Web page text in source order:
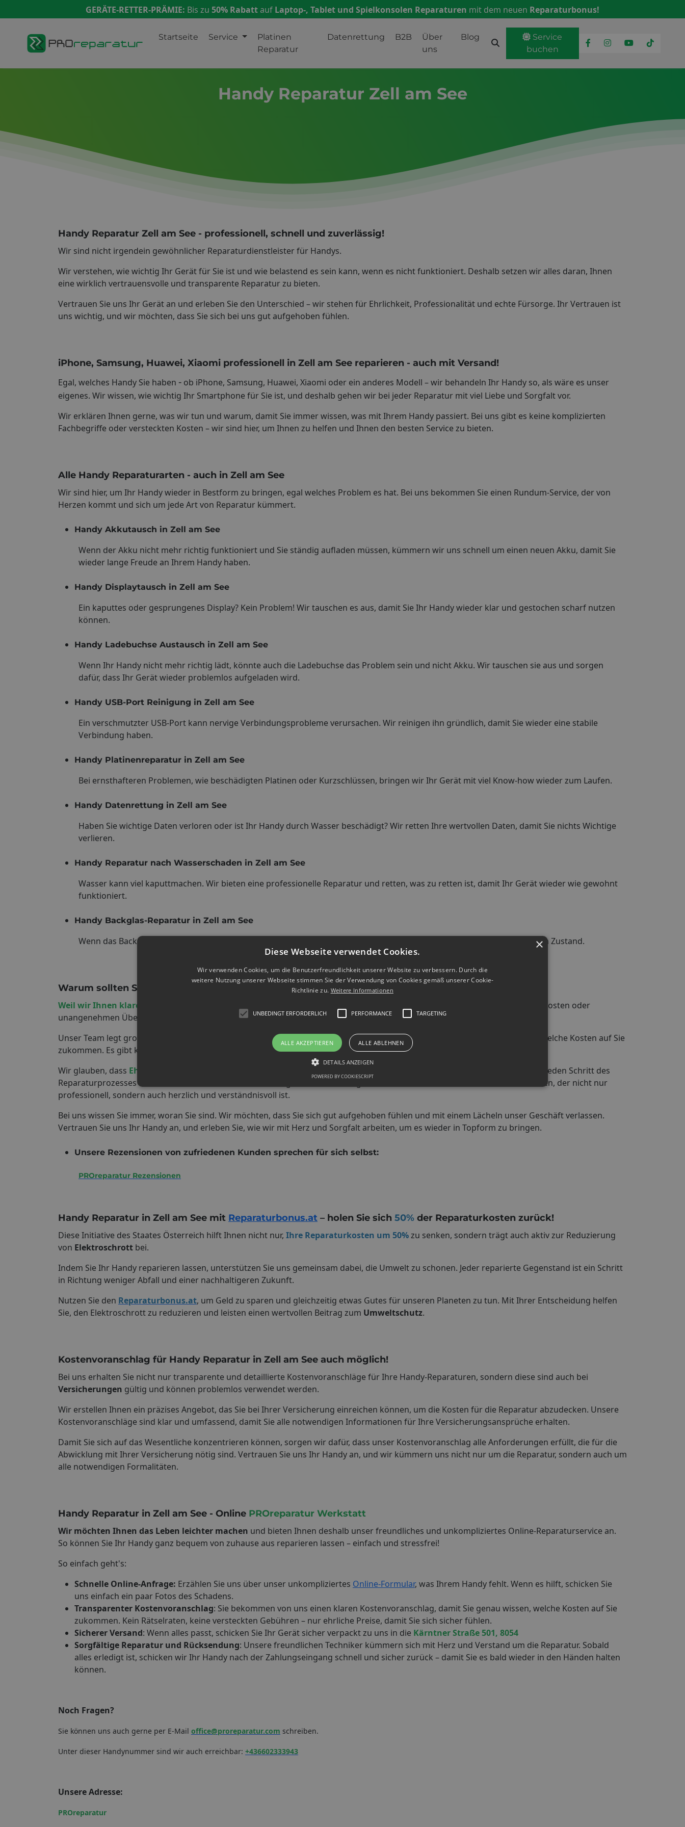
GERÄTE-RETTER-PRÄMIE: Bis zu 50% Rabattauf Laptop-, Tablet und Spielkonsolen Reparaturen mit dem neuen Reparaturbonus!
Startseite Service
Platinen
Reparatur
Datenrettung B2B
Über
uns
Blog
Service
buchen
Handy Reparatur Zell am See
Handy Reparatur Zell am See - professionell, schnell und zuverlässig!
Wir sind nicht irgendein gewöhnlicher Reparaturdienstleister für Handys.
Wir verstehen, wie wichtig Ihr Gerät für Sie ist und wie belastend es sein kann, wenn es nicht funktioniert. Deshalb setzen wir alles daran, Ihnen
eine wirklich vertrauensvolle und transparente Reparatur zu bieten.
Vertrauen Sie uns Ihr Gerät an und erleben Sie den Unterschied – wir stehen für Ehrlichkeit, Professionalität und echte Fürsorge. Ihr Vertrauen ist
uns wichtig, und wir möchten, dass Sie sich bei uns gut aufgehoben fühlen.
iPhone, Samsung, Huawei, Xiaomi professionell in Zell am See reparieren - auch mit Versand!
Egal, welches Handy Sie haben - ob iPhone, Samsung, Huawei, Xiaomi oder ein anderes Modell – wir behandeln Ihr Handy so, als wäre es unser
eigenes. Wir wissen, wie wichtig Ihr Smartphone für Sie ist, und deshalb gehen wir bei jeder Reparatur mit viel Liebe und Sorgfalt vor.
Wir erklären Ihnen gerne, was wir tun und warum, damit Sie immer wissen, was mit Ihrem Handy passiert. Bei uns gibt es keine komplizierten
Fachbegriffe oder versteckten Kosten – wir sind hier, um Ihnen zu helfen und Ihnen den besten Service zu bieten.
Alle Handy Reparaturarten - auch in Zell am See
Wir sind hier, um Ihr Handy wieder in Bestform zu bringen, egal welches Problem es hat. Bei uns bekommen Sie einen Rundum-Service, der von
Herzen kommt und sich um jede Art von Reparatur kümmert.
Handy Akkutausch in Zell am See
Wenn der Akku nicht mehr richtig funktioniert und Sie ständig aufladen müssen, kümmern wir uns schnell um einen neuen Akku, damit Sie
wieder lange Freude an Ihrem Handy haben.
Handy Displaytausch in Zell am See
Ein kaputtes oder gesprungenes Display? Kein Problem! Wir tauschen es aus, damit Sie Ihr Handy wieder klar und gestochen scharf nutzen
können.
Handy Ladebuchse Austausch in Zell am See
Wenn Ihr Handy nicht mehr richtig lädt, könnte auch die Ladebuchse das Problem sein und nicht Akku. Wir tauschen sie aus und sorgen
dafür, dass Ihr Gerät wieder problemlos aufgeladen wird.
Handy USB-Port Reinigung in Zell am See
Ein verschmutzter USB-Port kann nervige Verbindungsprobleme verursachen. Wir reinigen ihn gründlich, damit Sie wieder eine stabile
Verbindung haben.
Handy Platinenreparatur in Zell am See
Bei ernsthafteren Problemen, wie beschädigten Platinen oder Kurzschlüssen, bringen wir Ihr Gerät mit viel Know-how wieder zum Laufen.
Handy Datenrettung in Zell am See
Haben Sie wichtige Daten verloren oder ist Ihr Handy durch Wasser beschädigt? Wir retten Ihre wertvollen Daten, damit Sie nichts Wichtige
verlieren.
Handy Reparatur nach Wasserschaden in Zell am See
Wasser kann viel kaputtmachen. Wir bieten eine professionelle Reparatur und retten, was zu retten ist, damit Ihr Gerät wieder wie gewohnt
funktioniert.
Handy Backglas-Reparatur in Zell am See
Wenn das Backglas Ihres Handys beschädigt ist, tauschen wir es aus und bringen Ihr Gerät wieder in einen einwandfreien Zustand.
Warum sollten Sie uns für die Handy Reparatur inZell am Seewählen?
Weil wir Ihnen klare Preise und ehrliche Kommunikation bieten
, die Vertrauen schaffen. Bei uns gibt es keine versteckten Kosten oder
unangenehmen Überraschungen. Wir möchten, dass Sie sich von Anfang an wohl und sicher fühlen.
Unser Team legt großen Wert auf
. Vor der Reparatur erklären wir Ihnen genau, welche Arbeiten nötig sind und welche Kosten auf Sie
zukommen. Es gibt keine versteckten Gebühren – nur
faire und nachvollziehbare Preise, die Sie verstehen können.
Wir glauben, dass Ehrlichkeit und Offenheit
die Grundlage für eine gute Kundenbeziehung sind. Deshalb halten wir Sie über jeden Schritt des
Reparaturprozesses auf dem Laufenden und beantworten gerne alle Ihre Fragen. Unser Ziel ist es, Ihnen einen Service zu bieten, der nicht nur
professionell, sondern auch herzlich und verständnisvoll ist.
Bei uns wissen Sie immer, woran Sie sind. Wir möchten, dass Sie sich gut aufgehoben fühlen und mit einem Lächeln unser Geschäft verlassen.
Vertrauen Sie uns Ihr Handy an, und erleben Sie, wie wir mit Herz und Sorgfalt arbeiten, um es wieder in Topform zu bringen.
Unsere Rezensionen von zufriedenen Kunden sprechen für sich selbst:
PROreparatur Rezensionen
Handy Reparatur in Zell am See mit Reparaturbonus.at – holen Sie sich 50% der Reparaturkosten zurück!
Diese Initiative des Staates Österreich hilft Ihnen nicht nur, Ihre Reparaturkosten um 50%zu senken, sondern trägt auch aktiv zur Reduzierung
von Elektroschrott bei.
Indem Sie Ihr Handy reparieren lassen, unterstützen Sie uns gemeinsam dabei, die Umwelt zu schonen. Jeder reparierte Gegenstand ist ein Schritt
in Richtung weniger Abfall und einer nachhaltigeren Zukunft.
Nutzen Sie den Reparaturbonus.at, um Geld zu sparen und gleichzeitig etwas Gutes für unseren Planeten zu tun. Mit Ihrer Entscheidung helfen
Sie, den Elektroschrott zu reduzieren und leisten einen wertvollen Beitrag zum Umweltschutz.
Kostenvoranschlag für Handy Reparatur in Zell am See auch möglich!
Bei uns erhalten Sie nicht nur transparente und detaillierte Kostenvoranschläge für Ihre Handy-Reparaturen, sondern diese sind auch bei
Versicherungen gültig und können problemlos verwendet werden.
Wir erstellen Ihnen ein präzises Angebot, das Sie bei Ihrer Versicherung einreichen können, um die Kosten für die Reparatur abzudecken. Unsere
Kostenvoranschläge sind klar und umfassend, damit Sie alle notwendigen Informationen für Ihre Versicherungsansprüche erhalten.
Damit Sie sich auf das Wesentliche konzentrieren können, sorgen wir dafür, dass unser Kostenvoranschlag alle Anforderungen erfüllt, die für die
Abwicklung mit Ihrer Versicherung nötig sind. Vertrauen Sie uns Ihr Handy an, und wir kümmern uns nicht nur um die Reparatur, sondern auch um
alle notwendigen Formalitäten.
Handy Reparatur in Zell am See - Online PROreparatur Werkstatt
Wir möchten Ihnen das Leben leichter machen und bieten Ihnen deshalb unser freundliches und unkompliziertes Online-Reparaturservice an.
So können Sie Ihr Handy ganz bequem von zuhause aus reparieren lassen – einfach und stressfrei!
So einfach geht's:
Schnelle Online-Anfrage: Erzählen Sie uns über unser unkompliziertes Online-Formular, was Ihrem Handy fehlt. Wenn es hilft, schicken Sie
uns einfach ein paar Fotos des Schadens.
Transparenter Kostenvoranschlag: Sie bekommen von uns einen klaren Kostenvoranschlag, damit Sie genau wissen, welche Kosten auf Sie
zukommen. Kein Rätselraten, keine versteckten Gebühren – nur ehrliche Preise, damit Sie sich sicher fühlen.
Sicherer Versand: Wenn alles passt, schicken Sie Ihr Gerät sicher verpackt zu uns in die Kärntner Straße 501, 8054
Sorgfältige Reparatur und Rücksendung: Unsere freundlichen Techniker kümmern sich mit Herz und Verstand um die Reparatur. Sobald
alles erledigt ist, schicken wir Ihr Handy nach der Zahlungseingang schnell und sicher zurück – damit Sie es bald wieder in den Händen halten
können.
Noch Fragen?
Sie können uns auch gerne per E-Mail office@proreparatur.com schreiben.
Unter dieser Handynummer sind wir auch erreichbar: +436602333943
Unsere Adresse:
PROreparatur
×
Diese Webseite verwendet Cookies.
Wir verwenden Cookies, um die Benutzerfreundlichkeit unserer Website zu verbessern. Durch die
weitere Nutzung unserer Webseite stimmen Sie der Verwendung von Cookies gemäß unserer Cookie-
Richtlinie zu. Weitere Informationen
UNBEDINGT ERFORDERLICH PERFORMANCE TARGETING
ALLE AKZEPTIEREN ALLE ABLEHNEN
DETAILS ANZEIGEN
POWERED BY COOKIESCRIPT